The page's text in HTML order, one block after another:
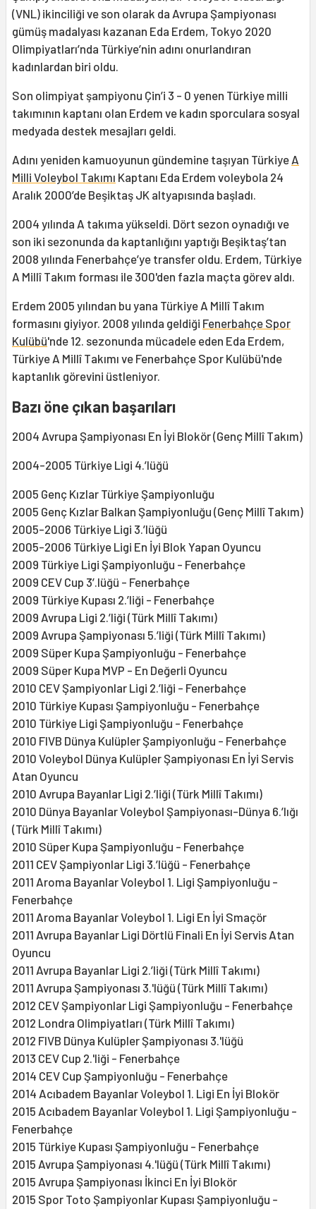
(VNL) ikinciliği ve son olarak da Avrupa Şampiyonası
gümüş madalyası kazanan Eda Erdem, Tokyo 2020
Olimpiyatları’nda Türkiye’nin adını onurlandıran
kadınlardan biri oldu.
Son olimpiyat şampiyonu Çin’i 3 - 0 yenen Türkiye milli
takımının kaptanı olan Erdem ve kadın sporculara sosyal
medyada destek mesajları geldi.
Adını yeniden kamuoyunun gündemine taşıyan Türkiye A
Milli Voleybol Takımı Kaptanı Eda Erdem voleybola 24
Aralık 2000’de Beşiktaş JK altyapısında başladı.
2004 yılında A takıma yükseldi. Dört sezon oynadığı ve
son iki sezonunda da kaptanlığını yaptığı Beşiktaş’tan
2008 yılında Fenerbahçe’ye transfer oldu. Erdem, Türkiye
A Millî Takım forması ile 300'den fazla maçta görev aldı.
Erdem 2005 yılından bu yana Türkiye A Millî Takım
formasını giyiyor. 2008 yılında geldiği Fenerbahçe Spor
Kulübü'nde 12. sezonunda mücadele eden Eda Erdem,
Türkiye A Millî Takımı ve Fenerbahçe Spor Kulübü'nde
kaptanlık görevini üstleniyor.
Bazı öne çıkan başarıları
2004 Avrupa Şampiyonası En İyi Blokör (Genç Millî Takım)
2004-2005 Türkiye Ligi 4.’lüğü
2005 Genç Kızlar Türkiye Şampiyonluğu
2005 Genç Kızlar Balkan Şampiyonluğu (Genç Millî Takım)
2005-2006 Türkiye Ligi 3.’lüğü
2005-2006 Türkiye Ligi En İyi Blok Yapan Oyuncu
2009 Türkiye Ligi Şampiyonluğu - Fenerbahçe
2009 CEV Cup 3’.lüğü - Fenerbahçe
2009 Türkiye Kupası 2.’liği - Fenerbahçe
2009 Avrupa Ligi 2.’liği (Türk Millî Takımı)
2009 Avrupa Şampiyonası 5.’liği (Türk Millî Takımı)
2009 Süper Kupa Şampiyonluğu - Fenerbahçe
2009 Süper Kupa MVP - En Değerli Oyuncu
2010 CEV Şampiyonlar Ligi 2.’liği - Fenerbahçe
2010 Türkiye Kupası Şampiyonluğu - Fenerbahçe
2010 Türkiye Ligi Şampiyonluğu - Fenerbahçe
2010 FIVB Dünya Kulüpler Şampiyonluğu - Fenerbahçe
2010 Voleybol Dünya Kulüpler Şampiyonası En İyi Servis
Atan Oyuncu
2010 Avrupa Bayanlar Ligi 2.’liği (Türk Millî Takımı)
2010 Dünya Bayanlar Voleybol Şampiyonası-Dünya 6.’lığı
(Türk Millî Takımı)
2010 Süper Kupa Şampiyonluğu - Fenerbahçe
2011 CEV Şampiyonlar Ligi 3.’lüğü - Fenerbahçe
2011 Aroma Bayanlar Voleybol 1. Ligi Şampiyonluğu -
Fenerbahçe
2011 Aroma Bayanlar Voleybol 1. Ligi En İyi Smaçör
2011 Avrupa Bayanlar Ligi Dörtlü Finali En İyi Servis Atan
Oyuncu
2011 Avrupa Bayanlar Ligi 2.’liği (Türk Millî Takımı)
2011 Avrupa Şampiyonası 3.'lüğü (Türk Millî Takımı)
2012 CEV Şampiyonlar Ligi Şampiyonluğu - Fenerbahçe
2012 Londra Olimpiyatları (Türk Millî Takımı)
2012 FIVB Dünya Kulüpler Şampiyonası 3.'lüğü
2013 CEV Cup 2.'liği - Fenerbahçe
2014 CEV Cup Şampiyonluğu - Fenerbahçe
2014 Acıbadem Bayanlar Voleybol 1. Ligi En İyi Blokör
2015 Acıbadem Bayanlar Voleybol 1. Ligi Şampiyonluğu -
Fenerbahçe
2015 Türkiye Kupası Şampiyonluğu - Fenerbahçe
2015 Avrupa Şampiyonası 4.'lüğü (Türk Millî Takımı)
2015 Avrupa Şampiyonası İkinci En İyi Blokör
2015 Spor Toto Şampiyonlar Kupası Şampiyonluğu -